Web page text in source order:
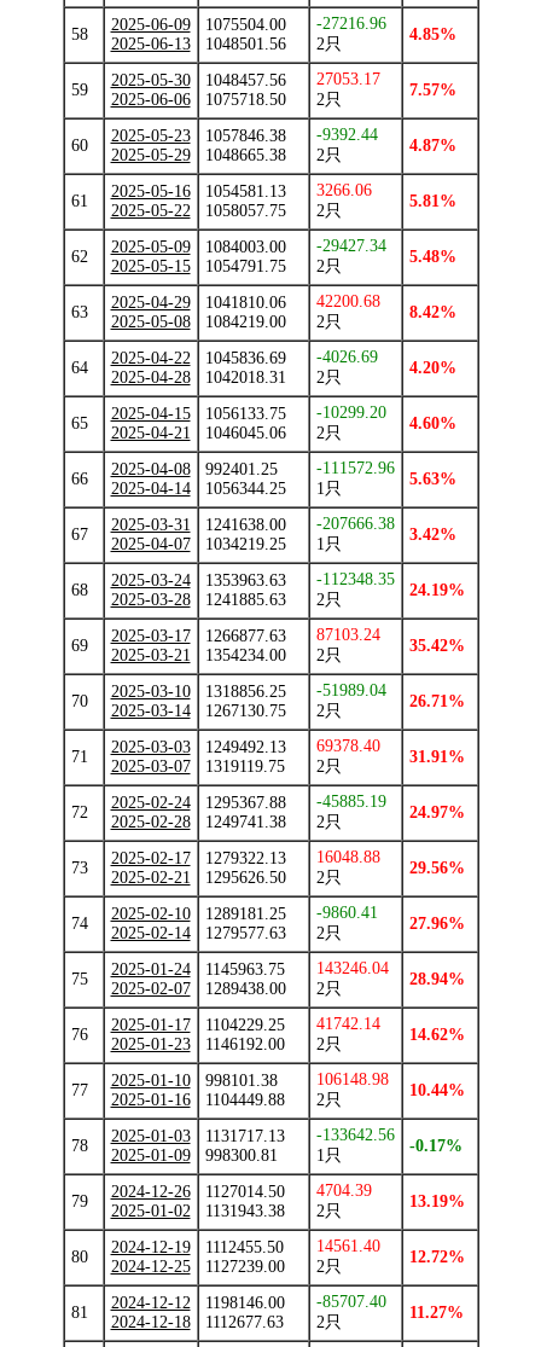
58
2025-06-09
2025-06-13
1075504.00
1048501.56
-27216.96
2只
4.85%
59
2025-05-30
2025-06-06
1048457.56
1075718.50
27053.17
2只
7.57%
60
2025-05-23
2025-05-29
1057846.38
1048665.38
-9392.44
2只
4.87%
61
2025-05-16
2025-05-22
1054581.13
1058057.75
3266.06
2只
5.81%
62
2025-05-09
2025-05-15
1084003.00
1054791.75
-29427.34
2只
5.48%
63
2025-04-29
2025-05-08
1041810.06
1084219.00
42200.68
2只
8.42%
64
2025-04-22
2025-04-28
1045836.69
1042018.31
-4026.69
2只
4.20%
65
2025-04-15
2025-04-21
1056133.75
1046045.06
-10299.20
2只
4.60%
66
2025-04-08
2025-04-14
992401.25
1056344.25
-111572.96
1只
5.63%
67
2025-03-31
2025-04-07
1241638.00
1034219.25
-207666.38
1只
3.42%
68
2025-03-24
2025-03-28
1353963.63
1241885.63
-112348.35
2只
24.19%
69
2025-03-17
2025-03-21
1266877.63
1354234.00
87103.24
2只
35.42%
70
2025-03-10
2025-03-14
1318856.25
1267130.75
-51989.04
2只
26.71%
71
2025-03-03
2025-03-07
1249492.13
1319119.75
69378.40
2只
31.91%
72
2025-02-24
2025-02-28
1295367.88
1249741.38
-45885.19
2只
24.97%
73
2025-02-17
2025-02-21
1279322.13
1295626.50
16048.88
2只
29.56%
74
2025-02-10
2025-02-14
1289181.25
1279577.63
-9860.41
2只
27.96%
75
2025-01-24
2025-02-07
1145963.75
1289438.00
143246.04
2只
28.94%
76
2025-01-17
2025-01-23
1104229.25
1146192.00
41742.14
2只
14.62%
77
2025-01-10
2025-01-16
998101.38
1104449.88
106148.98
2只
10.44%
78
2025-01-03
2025-01-09
1131717.13
998300.81
-133642.56
1只
-0.17%
79
2024-12-26
2025-01-02
1127014.50
1131943.38
4704.39
2只
13.19%
80
2024-12-19
2024-12-25
1112455.50
1127239.00
14561.40
2只
12.72%
81
2024-12-12
2024-12-18
1198146.00
1112677.63
-85707.40
2只
11.27%